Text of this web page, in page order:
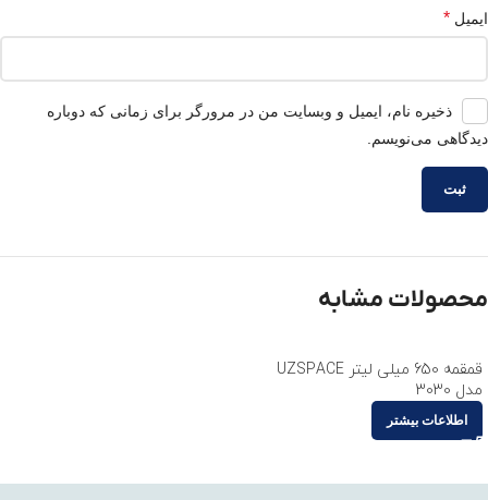
ایمیل *
ذخیره نام، ایمیل و وبسایت من در مرورگر برای زمانی که دوباره
دیدگاهی می‌نویسم.
محصولات مشابه
قمقمه 650 میلی لیتر UZSPACE
مدل 3030
اطلاعات بیشتر